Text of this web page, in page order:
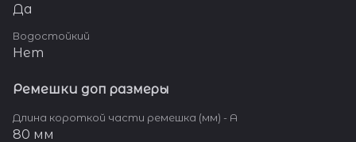
Да
Водостойкий
Нет
Ремешки доп размеры
Длина короткой части ремешка (мм) - A
80 мм